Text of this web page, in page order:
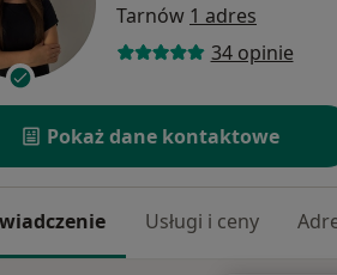
Tarnów 1 adres
34 opinie
Pokaż dane kontaktowe
Usługi i ceny